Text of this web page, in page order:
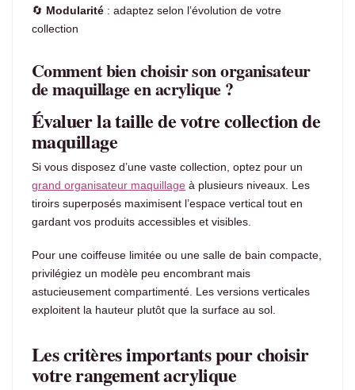
🔄 Modularité : adaptez selon l’évolution de votre
collection
Comment bien choisir son organisateur
de maquillage en acrylique ?
Évaluer la taille de votre collection de
maquillage
Si vous disposez d’une vaste collection, optez pour un
grand organisateur maquillage à plusieurs niveaux. Les
tiroirs superposés maximisent l’espace vertical tout en
gardant vos produits accessibles et visibles.
Pour une coiffeuse limitée ou une salle de bain compacte,
privilégiez un modèle peu encombrant mais
astucieusement compartimenté. Les versions verticales
exploitent la hauteur plutôt que la surface au sol.
Les critères importants pour choisir
votre rangement acrylique